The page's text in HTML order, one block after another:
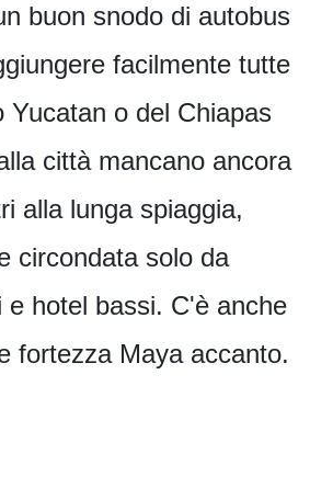
buon snodo di autobus
facilmente tutte
Yucatan o del Chiapas
città mancano ancora
alla lunga spiaggia,
circondata solo da
e hotel bassi. C'è anche
fortezza Maya accanto.